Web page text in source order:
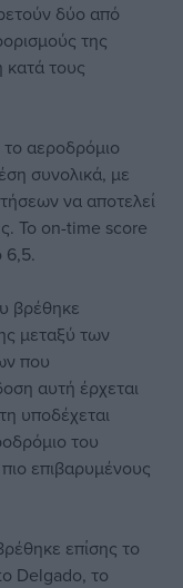
δύο από
της
τους
αεροδρόμιο
συνολικά, με
να αποτελεί
Το on-time score
6,5.
βρέθηκε
μεταξύ των
που
αυτή έρχεται
υποδέχεται
του
επιβαρυμένους
επίσης το
Delgado, το